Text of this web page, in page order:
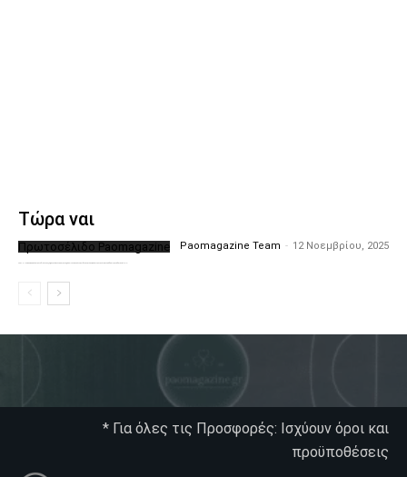
Τώρα ναι
Πρωτοσέλιδο Paomagazine Paomagazine Team - 12 Νοεμβρίου, 2025
* Για όλες τις Προσφορές: Ισχύουν όροι και
προϋποθέσεις